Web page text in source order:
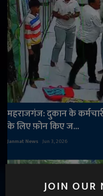
JOIN OUR
महराजगंज: दुकान के
के लिए फ़ोन किए ज...
Janmat News Jun 3, 2026